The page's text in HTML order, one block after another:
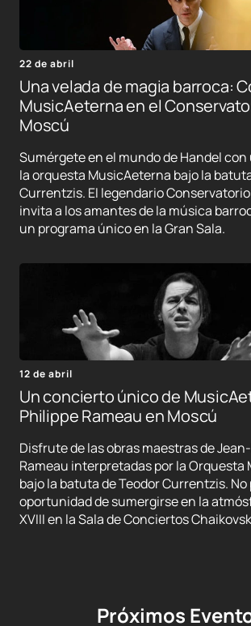
22 de abril
Una velada de magia barroca:
MusicAeterna en el
Moscú
Sumérgete en el mundo de Handel
la orquesta MusicAeterna bajo la
Currentzis. El legendario
invita a los amantes de la música
un programa único en la Gran Sala.
12 de abril
Un concierto único de
Philippe Rameau en Moscú
Disfrute de las obras maestras de
Rameau interpretadas por la Orquesta
bajo la batuta de Teodor Currentzis. No
oportunidad de sumergirse en la
XVIII en la Sala de Conciertos
Próximos